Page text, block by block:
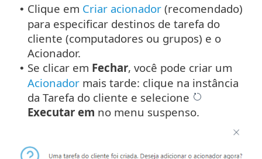
• Clique em Criar acionador (recomendado)
para especificar destinos de tarefa do
cliente (computadores ou grupos) e o
Acionador.
• Se clicar em Fechar, você pode criar um
Acionador mais tarde: clique na instância
da Tarefa do cliente e selecione
Executar em no menu suspenso.